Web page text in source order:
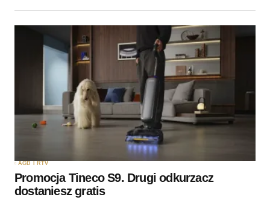
AGD I RTV
Promocja Tineco S9. Drugi odkurzacz
dostaniesz gratis